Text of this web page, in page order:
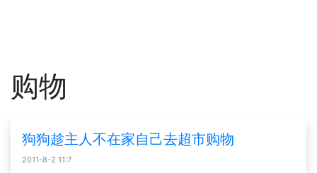
购物
狗狗趁主人不在家自己去超市购物
2011-8-2 11:7